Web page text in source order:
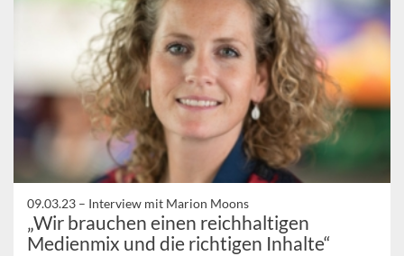
09.03.23 – Interview mit Marion Moons
„Wir brauchen einen reichhaltigen
Medienmix und die richtigen Inhalte“